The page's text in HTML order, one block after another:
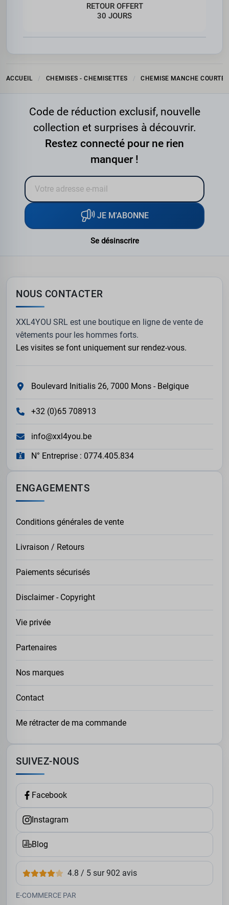
RETOUR OFFERT
30 JOURS
ACCUEIL CHEMISES - CHEMISETTES CHEMISE MANCHE COURTE
Code de réduction exclusif, nouvelle
collection et surprises à découvrir.
Restez connecté pour ne rien
manquer !
JE M'ABONNE
Se désinscrire
NOUS CONTACTER
XXL4YOU SRL est une boutique en ligne de vente de
vêtements pour les hommes forts.
Les visites se font uniquement sur rendez-vous.
Boulevard Initialis 26, 7000 Mons - Belgique
+32 (0)65 708913
info@xxl4you.be
N° Entreprise : 0774.405.834
ENGAGEMENTS
Conditions générales de vente
Livraison / Retours
Paiements sécurisés
Disclaimer - Copyright
Vie privée
Partenaires
Nos marques
Contact
Me rétracter de ma commande
SUIVEZ-NOUS
Facebook
Instagram
Blog
4.8 / 5 sur 902 avis
E-COMMERCE PAR